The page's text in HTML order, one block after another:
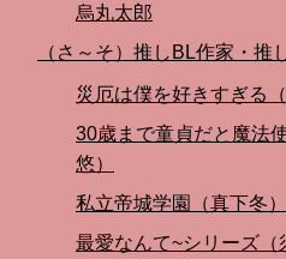
烏丸太郎
（さ～そ）推しBL作家・推
災厄は僕を好きすぎる（
30歳まで童貞だと魔法
悠）
私立帝城学園（真下冬）
最愛なんて~シリーズ（